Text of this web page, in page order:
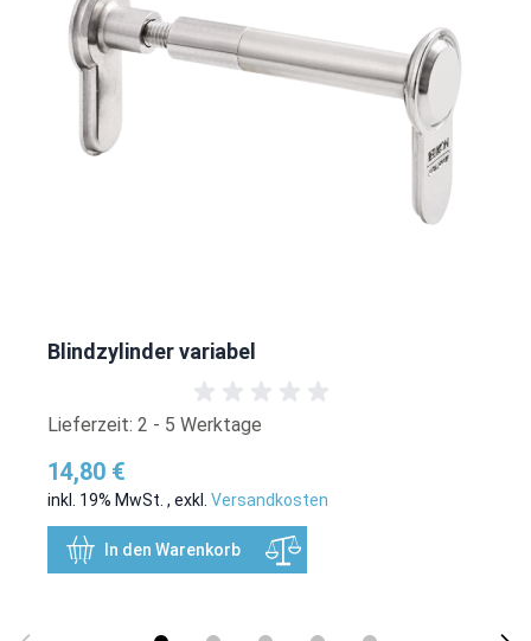
Blindzylinder variabel
Lieferzeit: 2 - 5 Werktage
14,80 €
inkl. 19% MwSt. , exkl. Versandkosten
In den Warenkorb